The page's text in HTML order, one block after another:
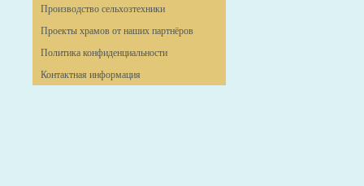
Производство сельхозтехники
Проекты храмов от наших партнёров
Политика конфиденциальности
Контактная информация